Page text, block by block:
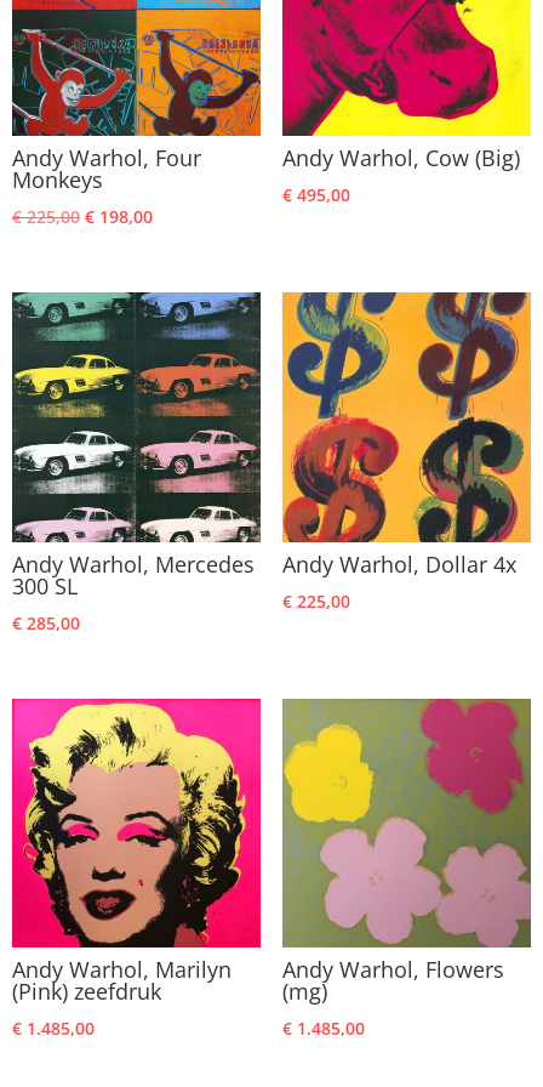
Andy Warhol, Four
Monkeys
€225,00 Oorspronkelijke
€ 225,00.
€ 198,00Huidige
€ 198,00.
Andy Warhol, Cow (Big)
€495,00
Andy Warhol, Mercedes
300 SL
€ 285,00
Andy Warhol, Dollar 4x
€225,00
Andy Warhol, Marilyn
(Pink) zeefdruk
€ 1.485,00
Andy Warhol, Flowers
(mg)
€1.485,00